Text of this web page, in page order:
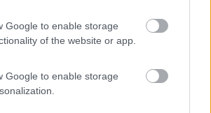
Google to enable storage
of the website or app.
Google to enable storage
di rientrare verso Olbia, strada